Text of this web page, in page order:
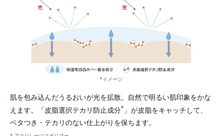
*イメージ
肌を包み込んだうるおいが光を拡散。自然で明るい肌印象をかな
えます。「皮脂選択テカリ防止成分* 」が皮脂をキャッチして、
ベタつき・テカリのない仕上がりを保ちます。